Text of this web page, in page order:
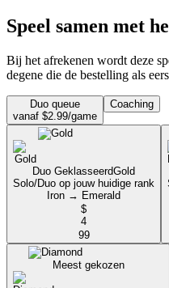
Speel samen met
Bij het afrekenen wordt deze
degene die de bestelling als
Duo queue
vanaf $2.99/game
Coaching
Duo GeklasseerdGold
Solo/Duo op jouw huidige rank
Iron → Emerald
$
4
99
Meest gekozen